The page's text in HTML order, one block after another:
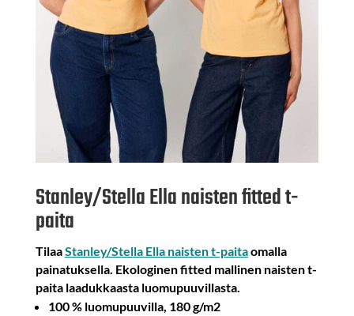
Stanley/Stella Ella naisten fitted t-
paita
TilaaStanley/Stella Ella naisten t-paitaomalla
painatuksella. Ekologinen fitted mallinen naisten t-
paita laadukkaasta luomupuuvillasta.
100 % luomupuuvilla, 180 g/m2